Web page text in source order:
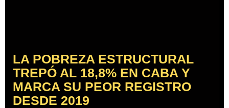
LA POBREZA ESTRUCTURAL
TREPÓ AL 18,8% EN CABA Y
MARCA SU PEOR REGISTRO
DESDE 2019